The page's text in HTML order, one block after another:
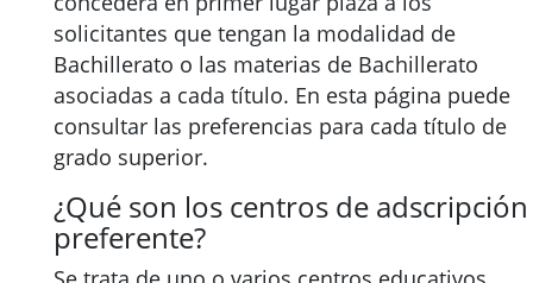
solicitantes que tengan la modalidad de
Bachillerato o las materias de Bachillerato
asociadas a cada título. En esta página puede
consultar las preferencias para cada título de
grado superior.
¿Qué son los centros de adscripción
preferente?